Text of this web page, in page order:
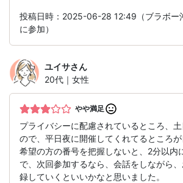
投稿日時：2025-06-28 12:49（ブラボー
に参加）
ユイサさん
20代｜女性
やや満足
プライバシーに配慮されているところ、
ので、平日夜に開催してくれてるところが
希望の方の番号を把握しないと、2分以内
で、次回参加するなら、会話をしながら
録していくといいかなと思いました。